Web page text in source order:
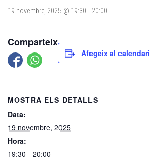
19 novembre, 2025 @ 19:30 - 20:00
Comparteix
Afegeix al calendari
MOSTRA ELS DETALLS
Data:
19 novembre, 2025
Hora:
19:30 - 20:00